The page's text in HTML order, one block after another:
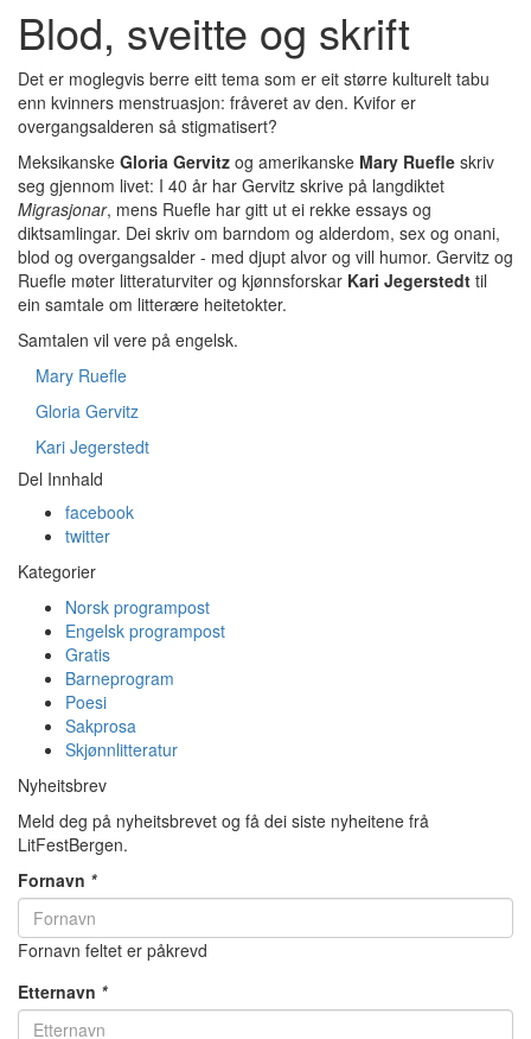
Blod, sveitte og skrift
Det er moglegvis berre eitt tema som er eit større kulturelt tabu
enn kvinners menstruasjon: fråveret av den. Kvifor er
overgangsalderen så stigmatisert?
Meksikanske Gloria Gervitz og amerikanske Mary Ruefle skriv
seg gjennom livet: I 40 år har Gervitz skrive på langdiktet
Migrasjonar, mens Ruefle har gitt ut ei rekke essays og
diktsamlingar. Dei skriv om barndom og alderdom, sex og onani,
blod og overgangsalder - med djupt alvor og vill humor. Gervitz og
Ruefle møter litteraturviter og kjønnsforskar Kari Jegerstedt til
ein samtale om litterære heitetokter.
Samtalen vil vere på engelsk.
Mary Ruefle
Gloria Gervitz
Kari Jegerstedt
Del Innhald
facebook
twitter
Kategorier
Norsk programpost
Engelsk programpost
Gratis
Barneprogram
Poesi
Sakprosa
Skjønnlitteratur
Nyheitsbrev
Meld deg på nyheitsbrevet og få dei siste nyheitene frå
LitFestBergen.
Fornavn *
Fornavn feltet er påkrevd
Etternavn *